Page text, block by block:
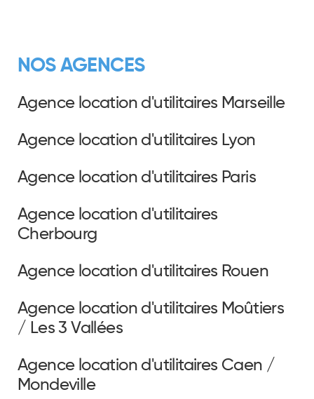
NOS AGENCES
Agence location d'utilitaires Marseille
Agence location d'utilitaires Lyon
Agence location d'utilitaires Paris
Agence location d'utilitaires
Cherbourg
Agence location d'utilitaires Rouen
Agence location d'utilitaires Moûtiers
/ Les 3 Vallées
Agence location d'utilitaires Caen /
Mondeville